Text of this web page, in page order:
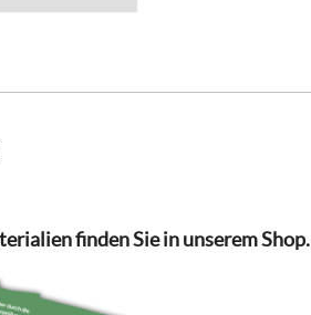
finden Sie in unserem Shop.